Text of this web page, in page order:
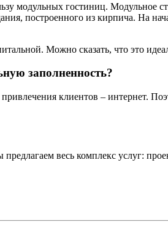
модульных гостиниц. Модульное
построенного из кирпича. На
Можно сказать, что это
заполненность?
клиентов – интернет.
весь комплекс услуг: